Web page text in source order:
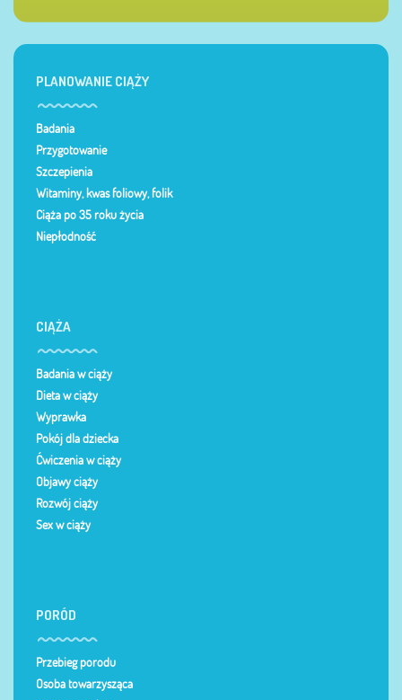
PLANOWANIE CIĄŻY
Badania
Przygotowanie
Szczepienia
Witaminy, kwas foliowy, folik
Ciąża po 35 roku życia
Niepłodność
CIĄŻA
Badania w ciąży
Dieta w ciąży
Wyprawka
Pokój dla dziecka
Ćwiczenia w ciąży
Objawy ciąży
Rozwój ciąży
Sex w ciąży
PORÓD
Przebieg porodu
Osoba towarzysząca